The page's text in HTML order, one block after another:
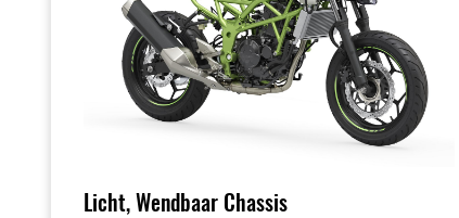
Licht, Wendbaar Chassis